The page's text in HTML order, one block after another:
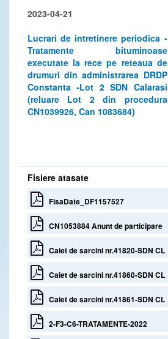
2023-04-21
Lucrari de intretinere periodica -
Tratamente bituminoase
executate la rece pe reteaua de
drumuri din administrarea DRDP
Constanta -Lot 2 SDN Calarasi
(reluare Lot 2 din procedura
CN1039926, Can 1083684)
Fisiere atasate
FisaDate_DF1157527
CN1053884 Anunt de participare
Caiet de sarcini nr.41820-SDN CL
Caiet de sarcini nr.41860-SDN CL
Caiet de sarcini nr.41861-SDN CL
2-F3-C6-TRATAMENTE-2022